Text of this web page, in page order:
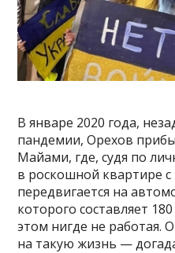
В январе 2020 года,
пандемии, Орехов
Майами, где, судя по
в роскошной квартире
передвигается на
которого составляет
этом нигде не работая.
на такую жизнь —